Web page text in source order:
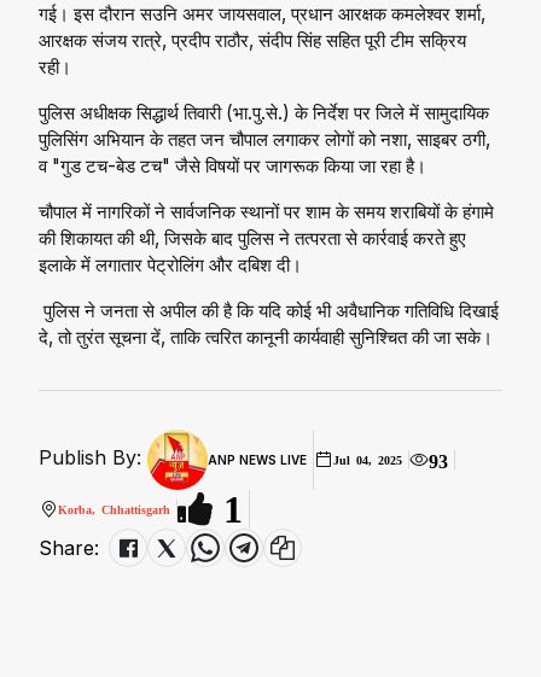
गई। इस दौरान सउनि अमर जायसवाल, प्रधान आरक्षक कमलेश्वर शर्मा,
आरक्षक संजय रात्रे, प्रदीप राठौर, संदीप सिंह सहित पूरी टीम सक्रिय
रही।
पुलिस अधीक्षक सिद्धार्थ तिवारी (भा.पु.से.) के निर्देश पर जिले में सामुदायिक
पुलिसिंग अभियान के तहत जन चौपाल लगाकर लोगों को नशा, साइबर ठगी,
व "गुड टच-बेड टच" जैसे विषयों पर जागरूक किया जा रहा है।
चौपाल में नागरिकों ने सार्वजनिक स्थानों पर शाम के समय शराबियों के हंगामे
की शिकायत की थी, जिसके बाद पुलिस ने तत्परता से कार्रवाई करते हुए
इलाके में लगातार पेट्रोलिंग और दबिश दी।
पुलिस ने जनता से अपील की है कि यदि कोई भी अवैधानिक गतिविधि दिखाई
दे, तो तुरंत सूचना दें, ताकि त्वरित कानूनी कार्यवाही सुनिश्चित की जा सके।
Publish By: ANP NEWS LIVE Jul 04, 2025 93
Korba, Chhattisgarh 1
Share: